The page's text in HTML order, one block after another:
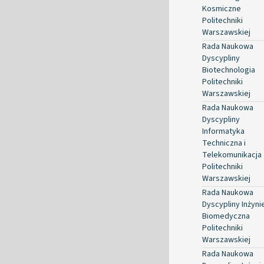
Kosmiczne
Politechniki
Warszawskiej
Rada Naukowa
Dyscypliny
Biotechnologia
Politechniki
Warszawskiej
Rada Naukowa
Dyscypliny
Informatyka
Techniczna i
Telekomunikacja
Politechniki
Warszawskiej
Rada Naukowa
Dyscypliny
Biomedyczna
Politechniki
Warszawskiej
Rada Naukowa